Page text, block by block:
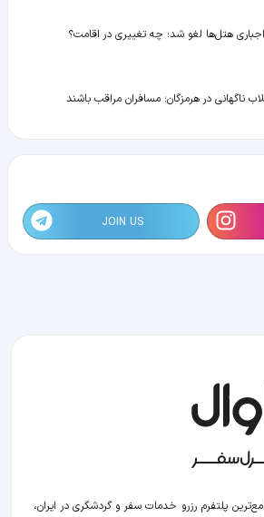
اجباری هتل‌ها لغو شد؛ چه تغییری در اقامت؟
ناگهانی در هرمزگان؛ مسافران مراقب باشند
JOIN US
پلتفرم رزرو خدمات سفر و گردشگری در ایران،